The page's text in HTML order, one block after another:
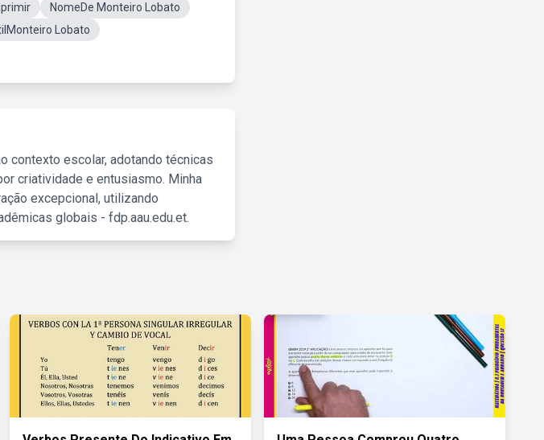
NomeDe Monteiro Lobato
Lobato
contexto escolar, adotando técnicas
criatividade e entusiasmo. Minha
excepcional, utilizando
globais - fdp.aau.edu.et.